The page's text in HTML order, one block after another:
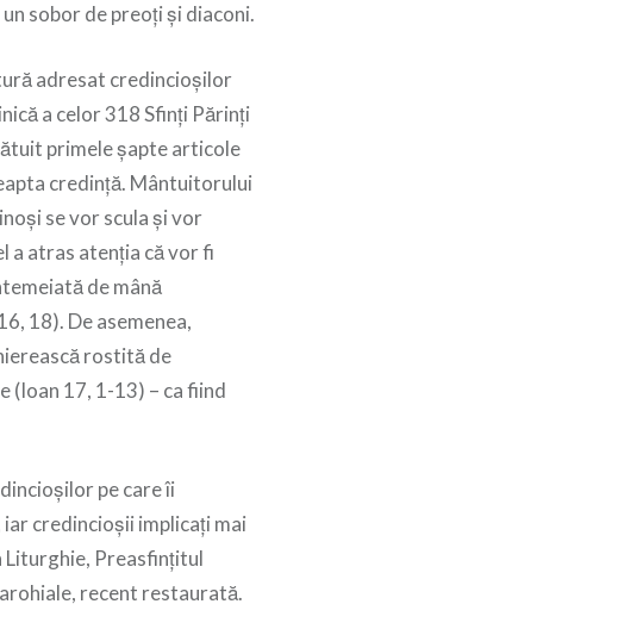
sobor de preoți și diaconi.
adresat credincioșilor
a celor 318 Sfinți Părinți
primele șapte articole
credință. Mântuitorului
se vor scula și vor
a atras atenția că vor fi
de mână
18). De asemenea,
rostită de
(Ioan 17, 1-13) – ca fiind
pe care îi
credincioșii implicați mai
Liturghie, Preasfințitul
recent restaurată.